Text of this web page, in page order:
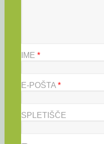
IME *
E-POŠTA *
SPLETIŠČE